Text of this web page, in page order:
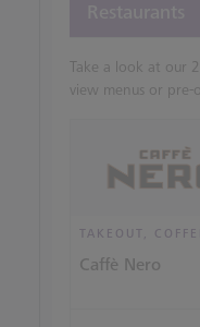
Take a look at our
view menus or pre-
Caffè Nero